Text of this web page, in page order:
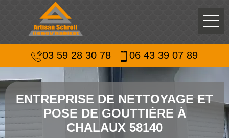
03 59 28 30 78 06 43 39 07 89
ENTREPRISE DE NETTOYAGE ET
POSE DE GOUTTIÈRE À
CHALAUX 58140